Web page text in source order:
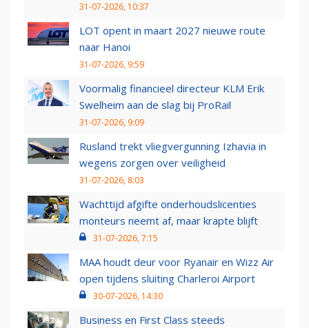
31-07-2026, 10:37
LOT opent in maart 2027 nieuwe route
naar Hanoi
31-07-2026, 9:59
Voormalig financieel directeur KLM Erik
Swelheim aan de slag bij ProRail
31-07-2026, 9:09
Rusland trekt vliegvergunning Izhavia in
wegens zorgen over veiligheid
31-07-2026, 8:03
Wachttijd afgifte onderhoudslicenties
monteurs neemt af, maar krapte blijft
31-07-2026, 7:15
MAA houdt deur voor Ryanair en Wizz Air
open tijdens sluiting Charleroi Airport
30-07-2026, 14:30
Business en First Class steeds